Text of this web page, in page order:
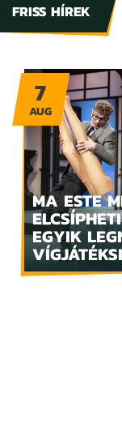
FRISS HÍREK
MA ESTE
EGYIK
7
AUG